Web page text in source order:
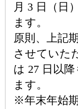
月 3 日（日
ます。
原則、上記
させていた
は 27 日以
ます。
※年末年始